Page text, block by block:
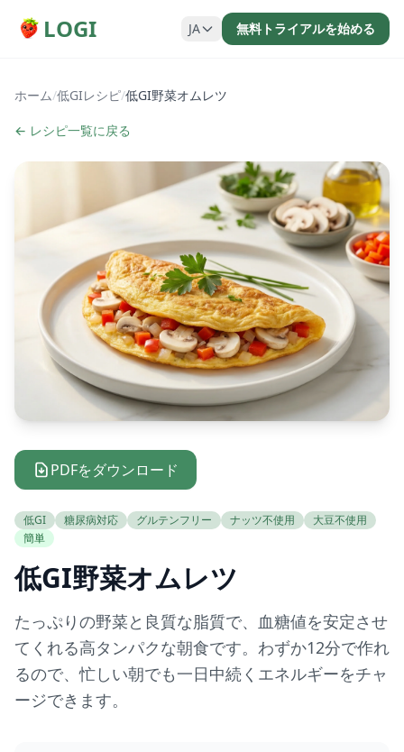
LOGI JA 無料トライアルを始める
ホーム/低GIレシピ/低GI野菜オムレツ
← レシピ一覧に戻る
PDFをダウンロード
低GI 糖尿病対応 グルテンフリー ナッツ不使用
大豆不使用
簡単
低GI野菜オムレツ
たっぷりの野菜と良質な脂質で、血糖値を安定させ
てくれる高タンパクな朝食です。わずか12分で作れ
るので、忙しい朝でも一日中続くエネルギーをチャ
ージできます。